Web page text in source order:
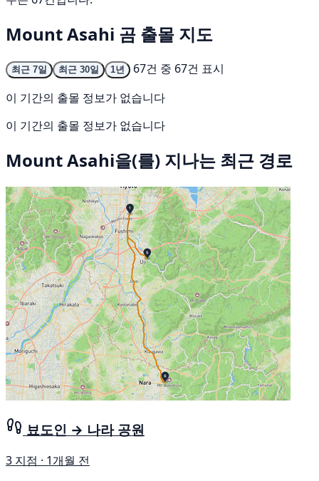
Mount Asahi 곰 출몰 지도
최근 7일 최근 30일 1년
67건 중 67건 표시
이 기간의 출몰 정보가 없습니다
이 기간의 출몰 정보가 없습니다
Mount Asahi을(를) 지나는 최근 경로
뵤도인 → 나라 공원
3 지점 · 1개월 전